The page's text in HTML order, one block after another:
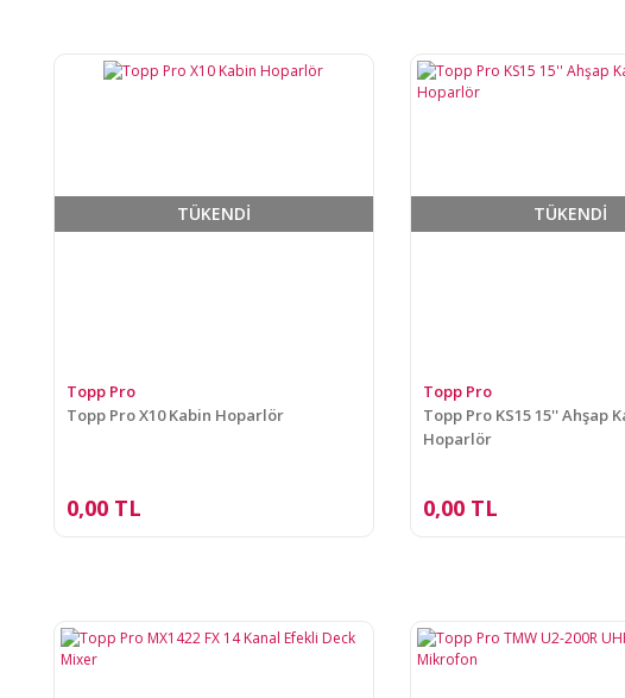
TÜKENDİ
Topp Pro
Topp Pro X10 Kabin Hoparlör
0,00 TL
TÜKENDİ
Topp Pro
Topp Pro KS15 15'' Ahşap
Hoparlör
0,00 TL